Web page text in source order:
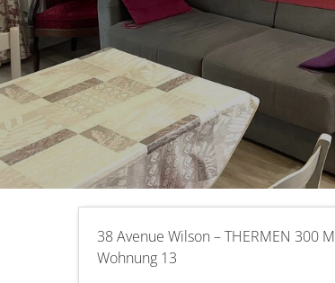
38 Avenue Wilson – THERMEN 300 M
Wohnung 13